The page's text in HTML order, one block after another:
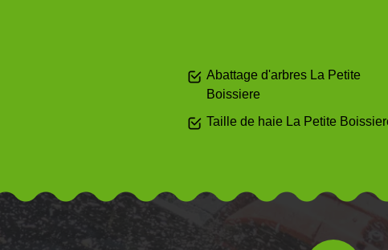
Abattage d'arbres La Petite
Boissiere
Taille de haie La Petite